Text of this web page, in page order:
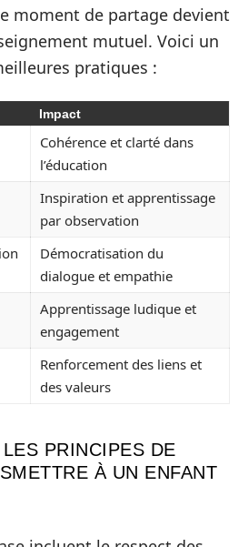
moment de partage devient
mutuel. Voici un
pratiques :
Impact
Cohérence et clarté dans
l’éducation
Inspiration et apprentissage
par observation
Démocratisation du
dialogue et empathie
Apprentissage ludique et
engagement
Renforcement des liens et
des valeurs
PRINCIPES DE
À UN ENFANT